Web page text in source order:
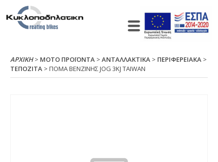
ΑΡΧΙΚΉ> ΜΟΤΟ ΠΡΟΪΟΝΤΑ >ΑΝΤΑΛΛΑΚΤΙΚΑ > ΠΕΡΙΦΕΡΕΙΑΚΑ >
ΤΕΠΟΖΙΤΑ > ΠΟΜΑ ΒΕΝΖΙΝΗΣ JΟG 3ΚJ ΤΑΙWΑΝ